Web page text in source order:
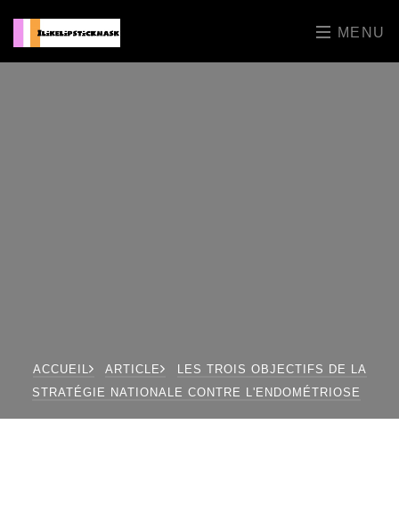
MENU
ACCUEIL ARTICLE
LES TROIS OBJECTIFS DE LA
STRATÉGIE NATIONALE CONTRE L'ENDOMÉTRIOSE